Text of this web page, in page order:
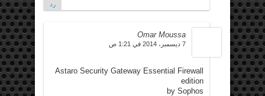
رد
Omar Moussa
7 ديسمبر، 2014 في 1:21 ص
Astaro Security Gateway Essential Firewall
edition
by Sophos